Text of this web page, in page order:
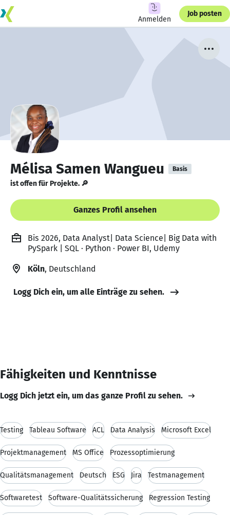
Anmelden
Job posten
Mélisa Samen Wangueu Basis
ist offen für Projekte. 🔎
Ganzes Profil ansehen
Bis 2026, Data Analyst| Data Science| Big Data with
PySpark | SQL · Python · Power BI, Udemy
Köln, Deutschland
Logg Dich ein, um alle Einträge zu sehen.
Fähigkeiten und Kenntnisse
Logg Dich jetzt ein, um das ganze Profil zu sehen.
Testing Tableau Software ACL Data Analysis Microsoft Excel
Projektmanagement MS Office Prozessoptimierung
Qualitätsmanagement Deutsch ESG Jira Testmanagement
Softwaretest Software-Qualitätssicherung Regression Testing